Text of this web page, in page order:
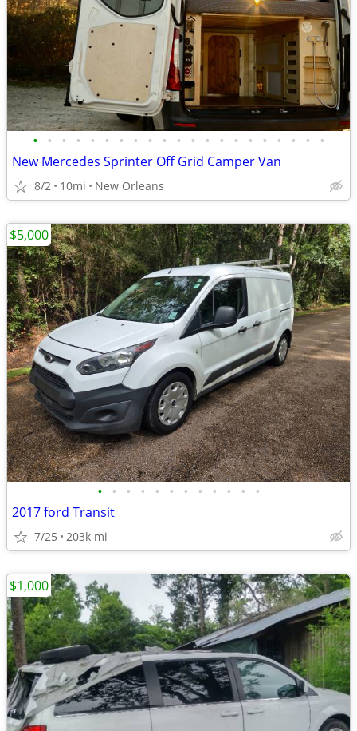
• • • • • • • • • • • • • • • • • • • • •
New Mercedes Sprinter Off Grid Camper Van
8/2 10mi New Orleans
• • • • • • • • • • • •
2017 ford Transit
7/25 203k mi
$5,000
$1,000